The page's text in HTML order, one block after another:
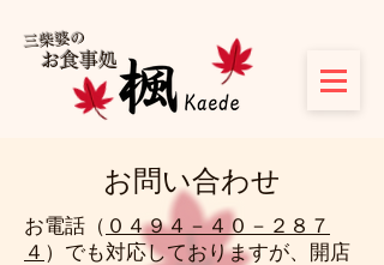
​三柴婆の
お食事処
お問い合わせ
お電話（ ０４９４－４０－２８７
４ ）でも対応しておりますが、開店